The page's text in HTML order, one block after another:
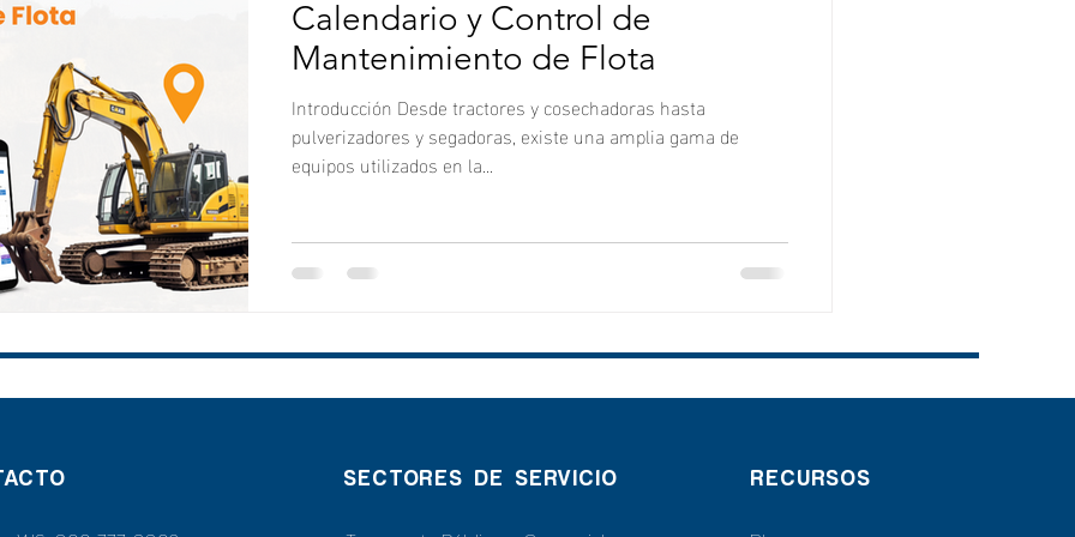
Calendario y Control de
Mantenimiento de Flota
Introducción Desde tractores y cosechadoras hasta
pulverizadores y segadoras, existe una amplia gama de
equipos utilizados en la...
SECTORES DE SERVICIO RECURSOS